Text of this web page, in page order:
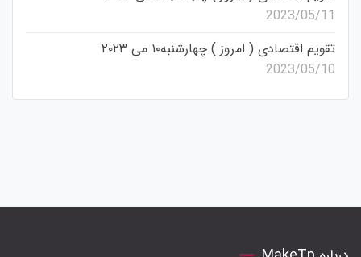
2023/05/11
تقویم اقتصادی ( امروز ) چهارشنبه۱۰ می ۲۰۲۳
2023/05/10